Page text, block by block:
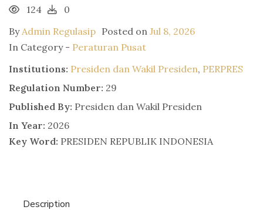
124
0
ByAdmin Regulasip Posted on Jul 8, 2026
In Category - Peraturan Pusat
Institutions: Presiden dan Wakil Presiden, PERPRES
Regulation Number: 29
Published By: Presiden dan Wakil Presiden
In Year: 2026
Key Word: PRESIDEN REPUBLIK INDONESIA
Description